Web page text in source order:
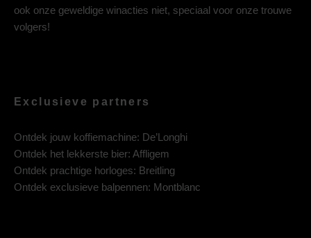
ook onze geweldige winacties niet, speciaal voor onze trouwe
volgers!
Exclusieve partners
Ontdek jouw koffiemachine: De’Longhi
Ontdek het lekkerste bier: Affligem
Ontdek prachtige horloges: Breitling
Ontdek exclusieve balpennen: Montblanc